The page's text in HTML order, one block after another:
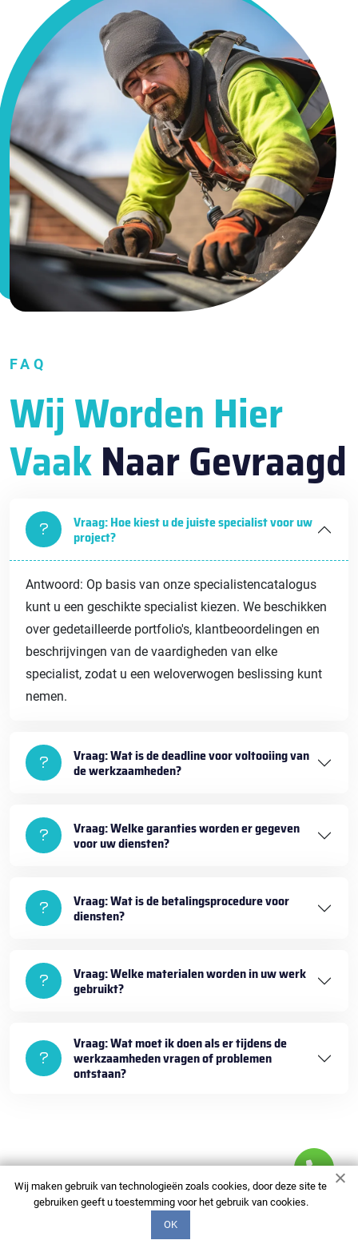
FAQ
Wij Worden Hier
VaakNaar Gevraagd
Vraag: Hoe kiest u de juiste specialist voor uw
project?
Antwoord: Op basis van onze specialistencatalogus
kunt u een geschikte specialist kiezen. We beschikken
over gedetailleerde portfolio's, klantbeoordelingen en
beschrijvingen van de vaardigheden van elke
specialist, zodat u een weloverwogen beslissing kunt
nemen.
Vraag: Wat is de deadline voor voltooiing van
de werkzaamheden?
Vraag: Welke garanties worden er gegeven
voor uw diensten?
Vraag: Wat is de betalingsprocedure voor
diensten?
Vraag: Welke materialen worden in uw werk
gebruikt?
Vraag: Wat moet ik doen als er tijdens de
werkzaamheden vragen of problemen
ontstaan?
+3197006520575
Wij maken gebruik van technologieën zoals cookies, door deze site te
gebruiken geeft u toestemming voor het gebruik van cookies.
OK